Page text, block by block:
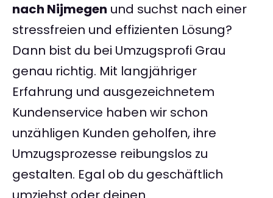
nach Nijmegen und suchst nach einer
stressfreien und effizienten Lösung?
Dann bist du bei Umzugsprofi Grau
genau richtig. Mit langjähriger
Erfahrung und ausgezeichnetem
Kundenservice haben wir schon
unzähligen Kunden geholfen, ihre
Umzugsprozesse reibungslos zu
gestalten. Egal ob du geschäftlich